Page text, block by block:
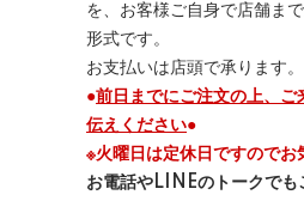
を、お客様ご自身で店舗ま
形式です。
お支払いは店頭で承ります。
●前日までにご注文の上、
伝えください●
※火曜日は定休日ですのでお
お電話やLINEのトークでも